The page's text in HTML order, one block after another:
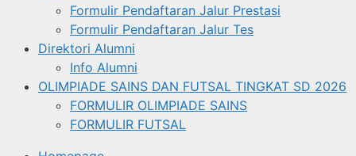
Formulir Pendaftaran Jalur Prestasi
Formulir Pendaftaran Jalur Tes
Direktori Alumni
Info Alumni
OLIMPIADE SAINS DAN FUTSAL TINGKAT SD 2026
FORMULIR OLIMPIADE SAINS
FORMULIR FUTSAL